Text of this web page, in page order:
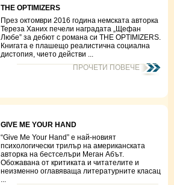
THE OPTIMIZERS
През октомври 2016 година немската авторка
Тереза Ханих печели наградата „Щефан
Любе” за дебют с романа си THE OPTIMIZERS.
Книгата е плашещо реалистична социална
дистопия, чието действи ...
ПРОЧЕТИ ПОВЕЧЕ
GIVE ME YOUR HAND
“Give Me Your Hand” е най-новият
психологически трилър на американската
авторка на бестселъри Меган Абът.
Обожавана от критиката и читателите и
неизменно оглавяваща литературните класац
...